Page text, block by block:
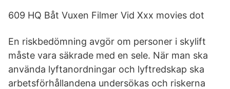
609 HQ Båt Vuxen Filmer Vid Xxx movies dot
En riskbedömning avgör om personer i skylift
måste vara säkrade med en sele. När man ska
använda lyftanordningar och lyftredskap ska
arbetsförhållandena undersökas och riskerna